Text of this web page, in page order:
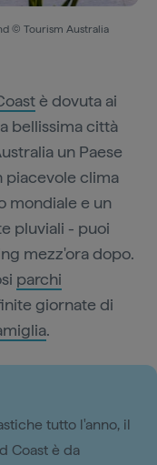
© Tourism Australia
è dovuta ai
bellissima città
un Paese
piacevole clima
mondiale e un
pluviali - puoi
mezz'ora dopo.
parchi
giornate di
.
tutto l'anno, il
Coast è da